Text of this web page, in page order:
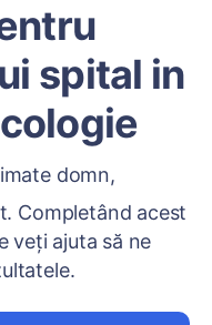
spital in
domn,
Completând acest
veți ajuta să ne